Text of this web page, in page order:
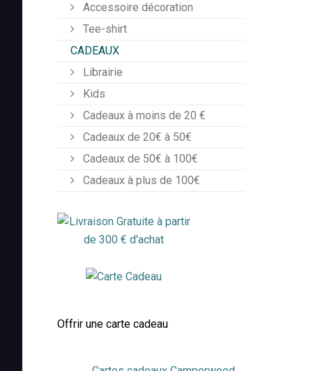
Accessoire décoration
Tee-shirt
CADEAUX
Librairie
Kids
Cadeaux à moins de 20 €
Cadeaux de 20€ à 50€
Cadeaux de 50€ à 100€
Cadeaux à plus de 100€
Offrir une carte cadeau